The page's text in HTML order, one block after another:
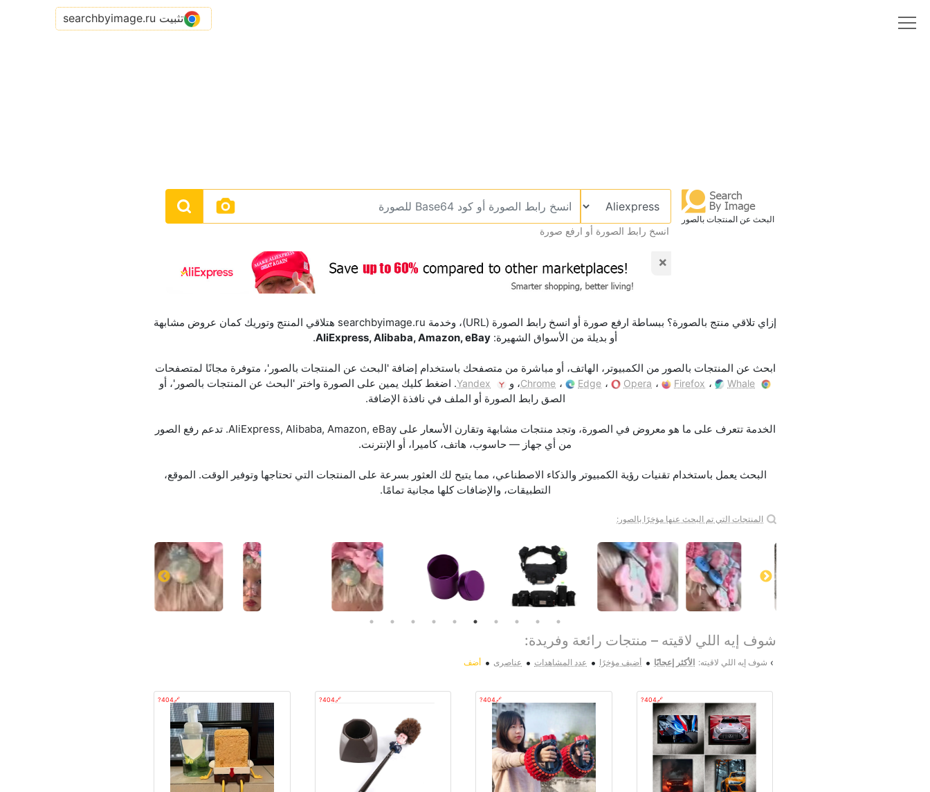
البحث عن المنتجات بالصور
انسخ رابط الصورة أو ارفع صورة
×
إزاي تلاقي منتج بالصورة؟ ببساطة ارفع صورة أو انسخ رابط الصورة (URL)، وخدمة searchbyimage.ru هتلاقي المنتج وتوريك كمان عروض مشابهة
أو بديلة من الأسواق الشهيرة: AliExpress, Alibaba, Amazon, eBay
.
ابحث عن المنتجات بالصور من الكمبيوتر، الهاتف، أو مباشرة من متصفحك باستخدام إضافة 'البحث عن المنتجات بالصور'، متوفرة مجانًا لمتصفحات
Chrome ، Edge ، Opera ، Firefox ، Whale ، و Yandex. اضغط كليك يمين على الصورة واختر 'البحث عن المنتجات بالصور'، أو
الصق رابط الصورة أو الملف في نافذة الإضافة.
الخدمة تتعرف على ما هو معروض في الصورة، وتجد منتجات مشابهة وتقارن الأسعار على AliExpress, Alibaba, Amazon, eBay. تدعم رفع الصور
من أي جهاز — حاسوب، هاتف، كاميرا، أو الإنترنت.
البحث يعمل باستخدام تقنيات رؤية الكمبيوتر والذكاء الاصطناعي، مما يتيح لك العثور بسرعة على المنتجات التي تحتاجها وتوفير الوقت. الموقع،
التطبيقات، والإضافات كلها مجانية تمامًا.
المنتجات التي تم البحث عنها مؤخرًا بالصور:
شوف إيه اللي لاقيته – منتجات رائعة وفريدة:
› شوف إيه اللي لاقيته: الأكثر إعجابًا • أضيف مؤخرًا • عدد المشاهدات • عناصرى • أضف
🔗404?
🔗404?
🔗404?
🔗404?
تثبيت searchbyimage.ru